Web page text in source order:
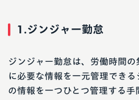
1.ジンジャー勤怠
ジンジャー勤怠は、労働時間
に必要な情報を一元管理できる
の情報を一つひとつ管理する